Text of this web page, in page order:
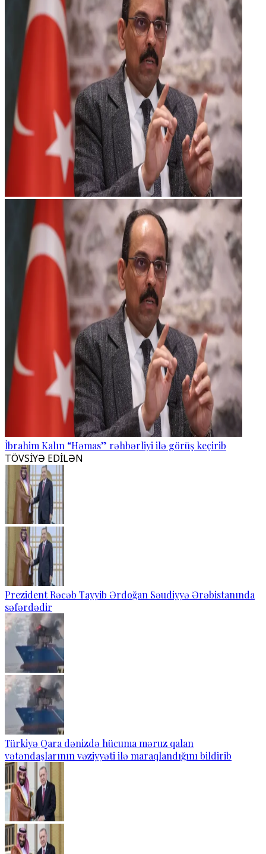
İbrahim Kalın “Həmas” rəhbərliyi ilə görüş keçirib
TÖVSİYƏ EDİLƏN
Prezident Rəcəb Tayyib Ərdoğan Səudiyyə Ərəbistanında
səfərdədir
Türkiyə Qara dənizdə hücuma məruz qalan
vətəndaşlarının vəziyyəti ilə maraqlandığını bildirib